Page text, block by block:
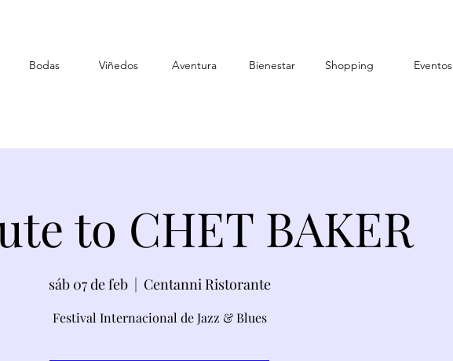
Bodas Viñedos Aventura Bienestar Shopping Eventos
to CHET BAKER
sáb 07 de feb
  |
Centanni Ristorante
Festival Internacional de Jazz & Blues